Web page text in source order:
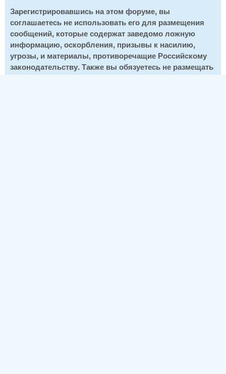
Зарегистрировавшись на этом форуме, вы
соглашаетесь не использовать его для размещения
сообщений, которые содержат заведомо ложную
информацию, оскорбления, призывы к насилию,
угрозы, и материалы, противоречащие Российскому
законодательству. Также вы обязуетесь не размещать